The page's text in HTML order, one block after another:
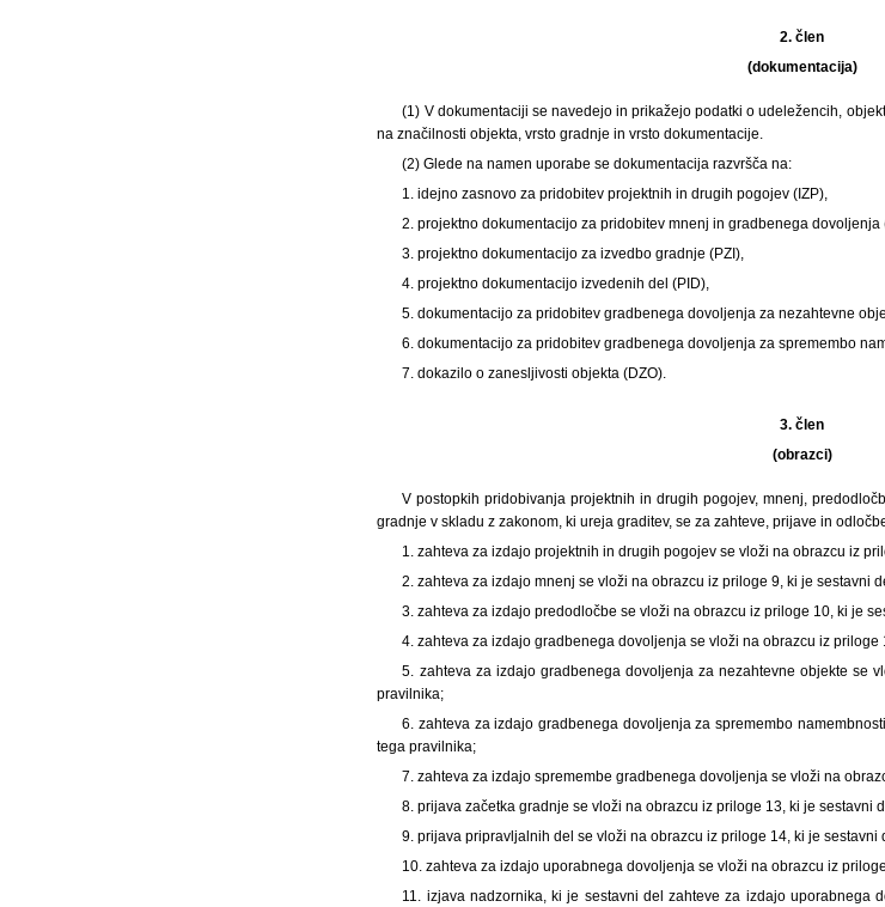
2. člen
(dokumentacija)
(1) V dokumentaciji se navedejo in prikažejo podatki o udeležencih,
na značilnosti objekta, vrsto gradnje in vrsto dokumentacije.
(2) Glede na namen uporabe se dokumentacija razvršča na:
1. idejno zasnovo za pridobitev projektnih in drugih pogojev (IZP),
2. projektno dokumentacijo za pridobitev mnenj in gradbenega dovoljenja
3. projektno dokumentacijo za izvedbo gradnje (PZI),
4. projektno dokumentacijo izvedenih del (PID),
5. dokumentacijo za pridobitev gradbenega dovoljenja za nezahtevne
6. dokumentacijo za pridobitev gradbenega dovoljenja za spremembo
7. dokazilo o zanesljivosti objekta (DZO).
3. člen
(obrazci)
V postopkih pridobivanja projektnih in drugih pogojev, mnenj,
gradnje v skladu z zakonom, ki ureja graditev, se za zahteve, prijave in
1. zahteva za izdajo projektnih in drugih pogojev se vloži na obrazcu iz
2. zahteva za izdajo mnenj se vloži na obrazcu iz priloge 9, ki je sestavni
3. zahteva za izdajo predodločbe se vloži na obrazcu iz priloge 10, ki je
4. zahteva za izdajo gradbenega dovoljenja se vloži na obrazcu iz
5. zahteva za izdajo gradbenega dovoljenja za nezahtevne objekte se
pravilnika;
6. zahteva za izdajo gradbenega dovoljenja za spremembo
tega pravilnika;
7. zahteva za izdajo spremembe gradbenega dovoljenja se vloži na
8. prijava začetka gradnje se vloži na obrazcu iz priloge 13, ki je sestavni
9. prijava pripravljalnih del se vloži na obrazcu iz priloge 14, ki je sestavni
10. zahteva za izdajo uporabnega dovoljenja se vloži na obrazcu iz
11. izjava nadzornika, ki je sestavni del zahteve za izdajo uporabnega